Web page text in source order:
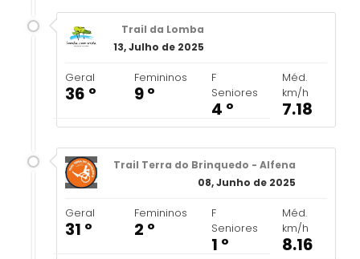
Trail da Lomba
13, Julho de 2025
Geral
36 º
Femininos
9 º
F
Seniores
4 º
Méd.
km/h
7.18
Trail Terra do Brinquedo - Alfena
08, Junho de 2025
Geral
31 º
Femininos
2 º
F
Seniores
1 º
Méd.
km/h
8.16